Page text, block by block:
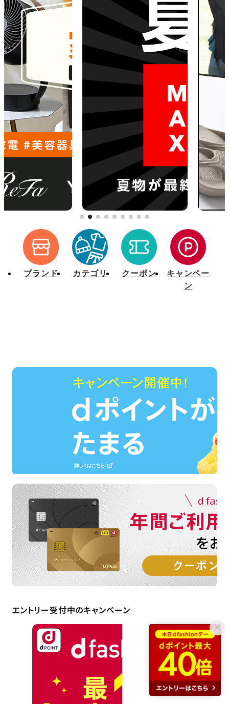
[5/21] システムメンテナンスの実施について
[5/18] システムメンテナンスの実施について
[4/27] GW期間の営業・配送について
[8/27]購入手続き時のパスキー認証の追加について
[8/6]お盆期間中の営業および配送についてのご案内
[7/15]dカード PLATINUM/GOLD クーポンのご利用について
[5/27]プライバシーポリシー改定について（6月24日）
[2/5]毎月0のつく日開催「d fashionデー」の特典内容変更のお知らせ（2025年3月10日～）
ブランド カテゴリ クーポン
キャンペー
ン
エントリー受付中のキャンペーン